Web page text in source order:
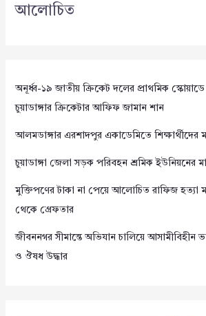
আলোচিত
অনূর্ধ্ব-১৯ জাতীয় ক্রিকেট দলের প্রাথমিক
চুয়াডাঙ্গার ক্রিকেটার আফিফ জামান শান
আলমডাঙ্গার এরশাদপুর একাডেমিতে শিক্ষার্থীদের
চুয়াডাঙ্গা জেলা সড়ক পরিবহন শ্রমিক ইউনিয়নের
মুক্তিপণের টাকা না পেয়ে আলোচিত রাফিজ হত্যা
থেকে গ্রেফতার
জীবননগর সীমান্তে অভিযান চালিয়ে আসামীবিহীন
ও ঔষধ উদ্ধার